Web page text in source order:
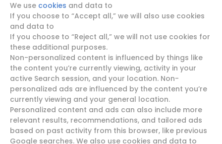
We use cookies and data to
If you choose to “Accept all,” we will also use cookies
and data to
If you choose to “Reject all,” we will not use cookies for
these additional purposes.
Non-personalized content is influenced by things like
the content you’re currently viewing, activity in your
active Search session, and your location. Non-
personalized ads are influenced by the content you’re
currently viewing and your general location.
Personalized content and ads can also include more
relevant results, recommendations, and tailored ads
based on past activity from this browser, like previous
Google searches. We also use cookies and data to